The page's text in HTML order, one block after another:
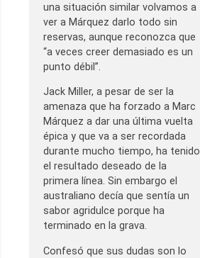
una situación similar volvamos a
ver a Márquez darlo todo sin
reservas, aunque reconozca que
“a veces creer demasiado es un
punto débil”.
Jack Miller, a pesar de ser la
amenaza que ha forzado a Marc
Márquez a dar una última vuelta
épica y que va a ser recordada
durante mucho tiempo, ha tenido
el resultado deseado de la
primera línea. Sin embargo el
australiano decía que sentía un
sabor agridulce porque ha
terminado en la grava.
Confesó que sus dudas son lo